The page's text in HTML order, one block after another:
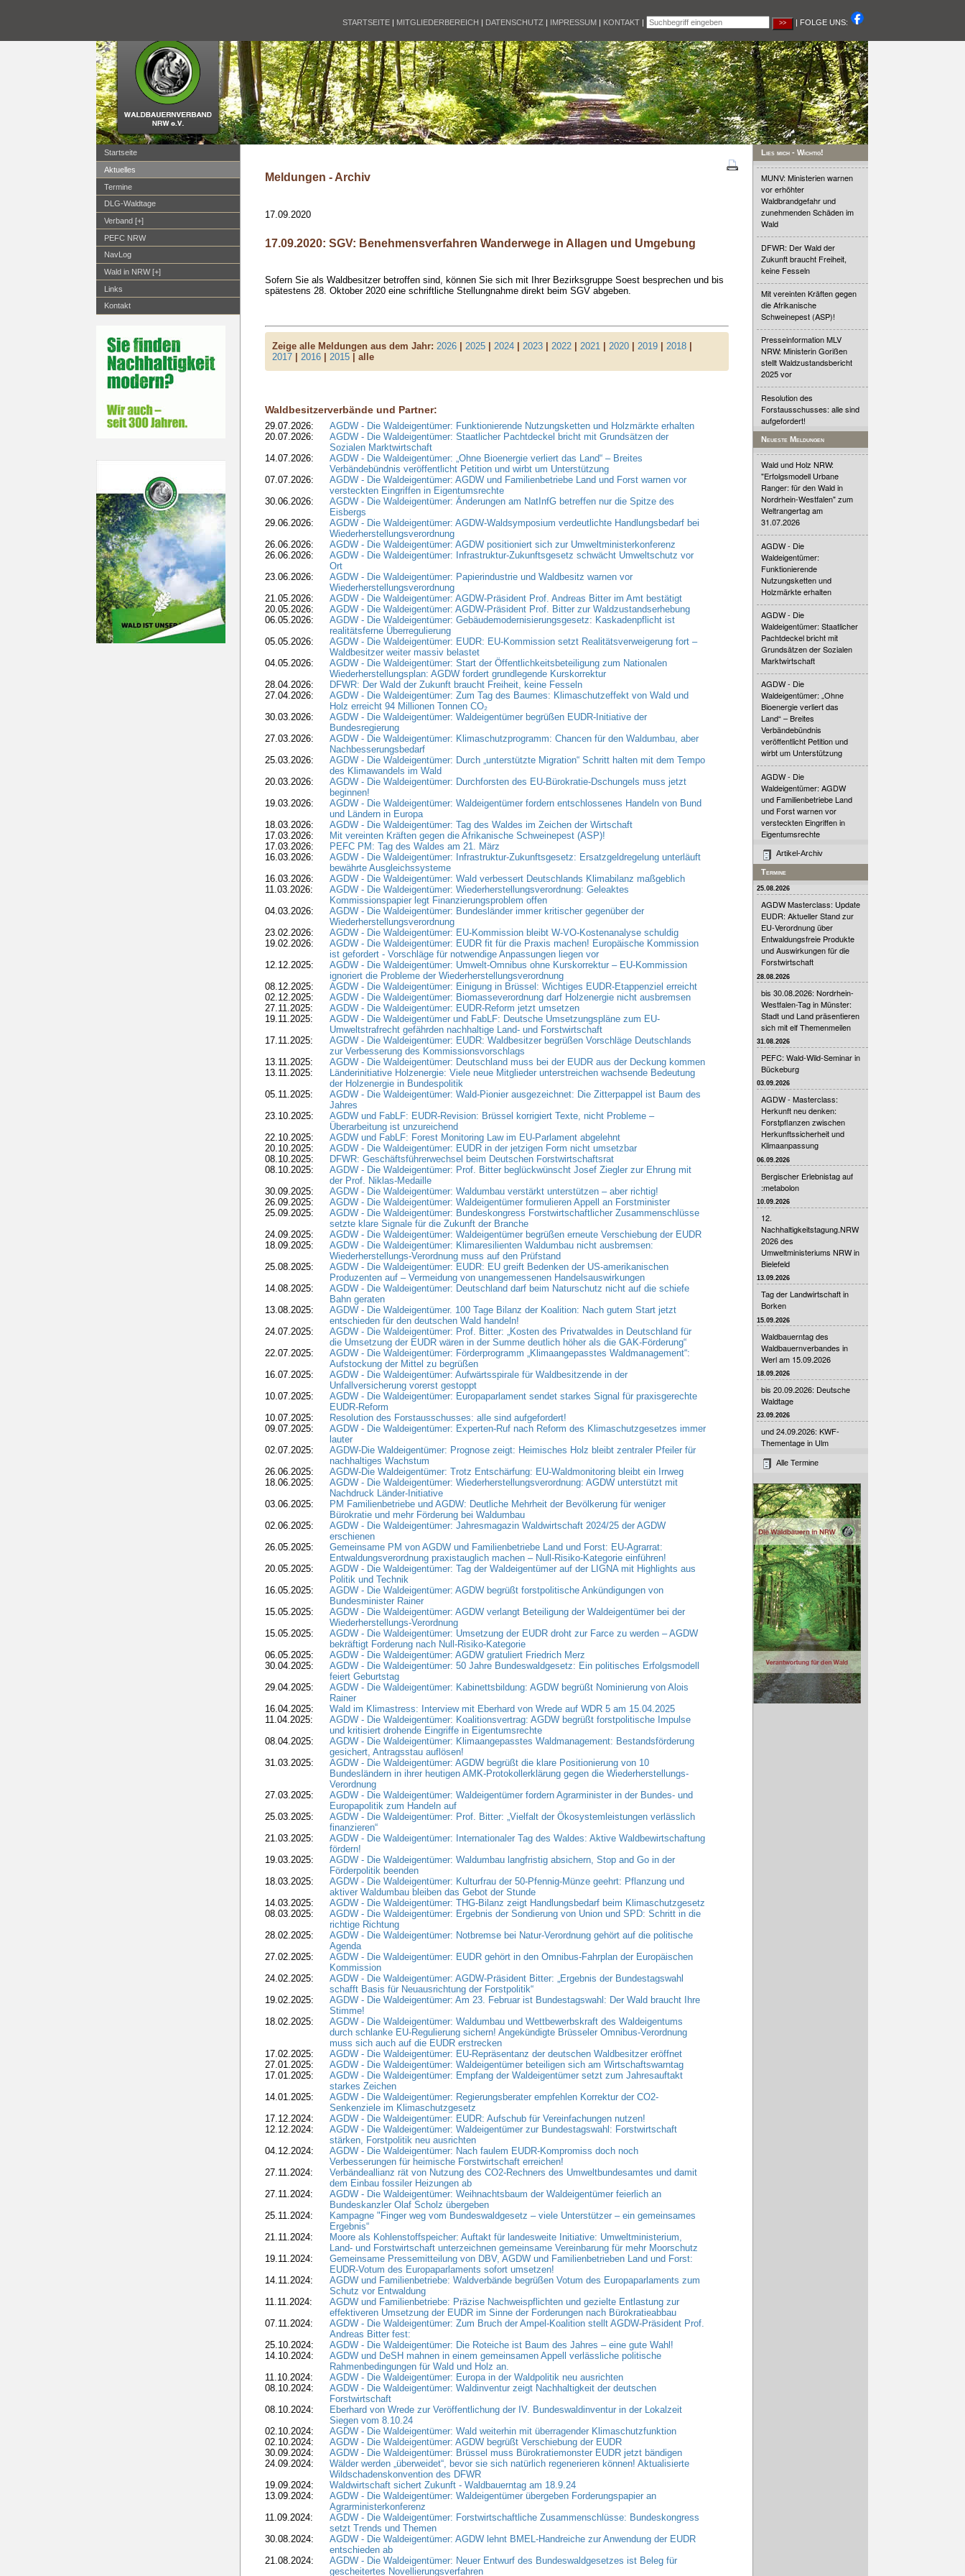
STARTSEITE | MITGLIEDERBEREICH | DATENSCHUTZ | IMPRESSUM | KONTAKT | | FOLGE UNS:
Startseite
Aktuelles
Termine
DLG-Waldtage
Verband [+]
PEFC NRW
NavLog
Wald in NRW [+]
Links
Kontakt
Meldungen - Archiv
17.09.2020
17.09.2020: SGV: Benehmensverfahren Wanderwege in Allagen und Umgebung
Sofern Sie als Waldbesitzer betroffen sind, können Sie sich mit Ihrer Bezirksgruppe Soest besprechen und bis
spätestens 28. Oktober 2020 eine schriftliche Stellungnahme direkt beim SGV abgeben.
Zeige alle Meldungen aus dem Jahr: 2026| 2025| 2024| 2023| 2022| 2021| 2020| 2019| 2018|
2017| 2016| 2015| alle
Waldbesitzerverbände und Partner:
29.07.2026:
AGDW - Die Waldeigentümer: Funktionierende Nutzungsketten und Holzmärkte erhalten
20.07.2026:
AGDW - Die Waldeigentümer: Staatlicher Pachtdeckel bricht mit Grundsätzen der
Sozialen Marktwirtschaft
14.07.2026:
AGDW - Die Waldeigentümer: „Ohne Bioenergie verliert das Land“ – Breites
Verbändebündnis veröffentlicht Petition und wirbt um Unterstützung
07.07.2026:
AGDW - Die Waldeigentümer: AGDW und Familienbetriebe Land und Forst warnen vor
versteckten Eingriffen in Eigentumsrechte
30.06.2026:
AGDW - Die Waldeigentümer: Änderungen am NatInfG betreffen nur die Spitze des
Eisbergs
29.06.2026:
AGDW - Die Waldeigentümer: AGDW-Waldsymposium verdeutlichte Handlungsbedarf bei
Wiederherstellungsverordnung
26.06.2026:
AGDW - Die Waldeigentümer: AGDW positioniert sich zur Umweltministerkonferenz
26.06.2026:
AGDW - Die Waldeigentümer: Infrastruktur-Zukunftsgesetz schwächt Umweltschutz vor
Ort
23.06.2026:
AGDW - Die Waldeigentümer: Papierindustrie und Waldbesitz warnen vor
Wiederherstellungsverordnung
21.05.2026:
AGDW - Die Waldeigentümer: AGDW-Präsident Prof. Andreas Bitter im Amt bestätigt
20.05.2026:
AGDW - Die Waldeigentümer: AGDW-Präsident Prof. Bitter zur Waldzustandserhebung
06.05.2026:
AGDW - Die Waldeigentümer: Gebäudemodernisierungsgesetz: Kaskadenpflicht ist
realitätsferne Überregulierung
05.05.2026:
AGDW - Die Waldeigentümer: EUDR: EU-Kommission setzt Realitätsverweigerung fort –
Waldbesitzer weiter massiv belastet
04.05.2026:
AGDW - Die Waldeigentümer: Start der Öffentlichkeitsbeteiligung zum Nationalen
Wiederherstellungsplan: AGDW fordert grundlegende Kurskorrektur
28.04.2026:
DFWR: Der Wald der Zukunft braucht Freiheit, keine Fesseln
27.04.2026:
AGDW - Die Waldeigentümer: Zum Tag des Baumes: Klimaschutzeffekt von Wald und
Holz erreicht 94 Millionen Tonnen CO₂
30.03.2026:
AGDW - Die Waldeigentümer: Waldeigentümer begrüßen EUDR-Initiative der
Bundesregierung
27.03.2026:
AGDW - Die Waldeigentümer: Klimaschutzprogramm: Chancen für den Waldumbau, aber
Nachbesserungsbedarf
25.03.2026:
AGDW - Die Waldeigentümer: Durch „unterstützte Migration“ Schritt halten mit dem Tempo
des Klimawandels im Wald
20.03.2026:
AGDW - Die Waldeigentümer: Durchforsten des EU-Bürokratie-Dschungels muss jetzt
beginnen!
19.03.2026:
AGDW - Die Waldeigentümer: Waldeigentümer fordern entschlossenes Handeln von Bund
und Ländern in Europa
18.03.2026:
AGDW - Die Waldeigentümer: Tag des Waldes im Zeichen der Wirtschaft
17.03.2026:
Mit vereinten Kräften gegen die Afrikanische Schweinepest (ASP)!
17.03.2026:
PEFC PM: Tag des Waldes am 21. März
16.03.2026:
AGDW - Die Waldeigentümer: Infrastruktur-Zukunftsgesetz: Ersatzgeldregelung unterläuft
bewährte Ausgleichssysteme
16.03.2026:
AGDW - Die Waldeigentümer: Wald verbessert Deutschlands Klimabilanz maßgeblich
11.03.2026:
AGDW - Die Waldeigentümer: Wiederherstellungsverordnung: Geleaktes
Kommissionspapier legt Finanzierungsproblem offen
04.03.2026:
AGDW - Die Waldeigentümer: Bundesländer immer kritischer gegenüber der
Wiederherstellungsverordnung
23.02.2026:
AGDW - Die Waldeigentümer: EU-Kommission bleibt W-VO-Kostenanalyse schuldig
19.02.2026:
AGDW - Die Waldeigentümer: EUDR fit für die Praxis machen! Europäische Kommission
ist gefordert - Vorschläge für notwendige Anpassungen liegen vor
12.12.2025:
AGDW - Die Waldeigentümer: Umwelt-Omnibus ohne Kurskorrektur – EU-Kommission
ignoriert die Probleme der Wiederherstellungsverordnung
08.12.2025:
AGDW - Die Waldeigentümer: Einigung in Brüssel: Wichtiges EUDR-Etappenziel erreicht
02.12.2025:
AGDW - Die Waldeigentümer: Biomasseverordnung darf Holzenergie nicht ausbremsen
27.11.2025:
AGDW - Die Waldeigentümer: EUDR-Reform jetzt umsetzen
19.11.2025:
AGDW - Die Waldeigentümer und FabLF: Deutsche Umsetzungspläne zum EU-
Umweltstrafrecht gefährden nachhaltige Land- und Forstwirtschaft
17.11.2025:
AGDW - Die Waldeigentümer: EUDR: Waldbesitzer begrüßen Vorschläge Deutschlands
zur Verbesserung des Kommissionsvorschlags
13.11.2025:
AGDW - Die Waldeigentümer: Deutschland muss bei der EUDR aus der Deckung kommen
13.11.2025:
Länderinitiative Holzenergie: Viele neue Mitglieder unterstreichen wachsende Bedeutung
der Holzenergie in Bundespolitik
05.11.2025:
AGDW - Die Waldeigentümer: Wald-Pionier ausgezeichnet: Die Zitterpappel ist Baum des
Jahres
23.10.2025:
AGDW und FabLF: EUDR-Revision: Brüssel korrigiert Texte, nicht Probleme –
Überarbeitung ist unzureichend
22.10.2025:
AGDW und FabLF: Forest Monitoring Law im EU-Parlament abgelehnt
20.10.2025:
AGDW - Die Waldeigentümer: EUDR in der jetzigen Form nicht umsetzbar
08.10.2025:
DFWR: Geschäftsführerwechsel beim Deutschen Forstwirtschaftsrat
08.10.2025:
AGDW - Die Waldeigentümer: Prof. Bitter beglückwünscht Josef Ziegler zur Ehrung mit
der Prof. Niklas-Medaille
30.09.2025:
AGDW - Die Waldeigentümer: Waldumbau verstärkt unterstützen – aber richtig!
26.09.2025:
AGDW - Die Waldeigentümer: Waldeigentümer formulieren Appell an Forstminister
25.09.2025:
AGDW - Die Waldeigentümer: Bundeskongress Forstwirtschaftlicher Zusammenschlüsse
setzte klare Signale für die Zukunft der Branche
24.09.2025:
AGDW - Die Waldeigentümer: Waldeigentümer begrüßen erneute Verschiebung der EUDR
18.09.2025:
AGDW - Die Waldeigentümer: Klimaresilienten Waldumbau nicht ausbremsen:
Wiederherstellungs-Verordnung muss auf den Prüfstand
25.08.2025:
AGDW - Die Waldeigentümer: EUDR: EU greift Bedenken der US-amerikanischen
Produzenten auf – Vermeidung von unangemessenen Handelsauswirkungen
14.08.2025:
AGDW - Die Waldeigentümer: Deutschland darf beim Naturschutz nicht auf die schiefe
Bahn geraten
13.08.2025:
AGDW - Die Waldeigentümer. 100 Tage Bilanz der Koalition: Nach gutem Start jetzt
entschieden für den deutschen Wald handeln!
24.07.2025:
AGDW - Die Waldeigentümer: Prof. Bitter: „Kosten des Privatwaldes in Deutschland für
die Umsetzung der EUDR wären in der Summe deutlich höher als die GAK-Förderung“
22.07.2025:
AGDW - Die Waldeigentümer: Förderprogramm „Klimaangepasstes Waldmanagement“:
Aufstockung der Mittel zu begrüßen
16.07.2025:
AGDW - Die Waldeigentümer: Aufwärtsspirale für Waldbesitzende in der
Unfallversicherung vorerst gestoppt
10.07.2025:
AGDW - Die Waldeigentümer: Europaparlament sendet starkes Signal für praxisgerechte
EUDR-Reform
10.07.2025:
Resolution des Forstausschusses: alle sind aufgefordert!
09.07.2025:
AGDW - Die Waldeigentümer: Experten-Ruf nach Reform des Klimaschutzgesetzes immer
lauter
02.07.2025:
AGDW-Die Waldeigentümer: Prognose zeigt: Heimisches Holz bleibt zentraler Pfeiler für
nachhaltiges Wachstum
26.06.2025:
AGDW-Die Waldeigentümer: Trotz Entschärfung: EU-Waldmonitoring bleibt ein Irrweg
18.06.2025:
AGDW - Die Waldeigentümer: Wiederherstellungsverordnung: AGDW unterstützt mit
Nachdruck Länder-Initiative
03.06.2025:
PM Familienbetriebe und AGDW: Deutliche Mehrheit der Bevölkerung für weniger
Bürokratie und mehr Förderung bei Waldumbau
02.06.2025:
AGDW - Die Waldeigentümer: Jahresmagazin Waldwirtschaft 2024/25 der AGDW
erschienen
26.05.2025:
Gemeinsame PM von AGDW und Familienbetriebe Land und Forst: EU-Agrarrat:
Entwaldungsverordnung praxistauglich machen – Null-Risiko-Kategorie einführen!
20.05.2025:
AGDW - Die Waldeigentümer: Tag der Waldeigentümer auf der LIGNA mit Highlights aus
Politik und Technik
16.05.2025:
AGDW - Die Waldeigentümer: AGDW begrüßt forstpolitische Ankündigungen von
Bundesminister Rainer
15.05.2025:
AGDW - Die Waldeigentümer: AGDW verlangt Beteiligung der Waldeigentümer bei der
Wiederherstellungs-Verordnung
15.05.2025:
AGDW - Die Waldeigentümer: Umsetzung der EUDR droht zur Farce zu werden – AGDW
bekräftigt Forderung nach Null-Risiko-Kategorie
06.05.2025:
AGDW - Die Waldeigentümer: AGDW gratuliert Friedrich Merz
30.04.2025:
AGDW - Die Waldeigentümer: 50 Jahre Bundeswaldgesetz: Ein politisches Erfolgsmodell
feiert Geburtstag
29.04.2025:
AGDW - Die Waldeigentümer: Kabinettsbildung: AGDW begrüßt Nominierung von Alois
Rainer
16.04.2025:
Wald im Klimastress: Interview mit Eberhard von Wrede auf WDR 5 am 15.04.2025
11.04.2025:
AGDW - Die Waldeigentümer: Koalitionsvertrag: AGDW begrüßt forstpolitische Impulse
und kritisiert drohende Eingriffe in Eigentumsrechte
08.04.2025:
AGDW - Die Waldeigentümer: Klimaangepasstes Waldmanagement: Bestandsförderung
gesichert, Antragsstau auflösen!
31.03.2025:
AGDW - Die Waldeigentümer: AGDW begrüßt die klare Positionierung von 10
Bundesländern in ihrer heutigen AMK-Protokollerklärung gegen die Wiederherstellungs-
Verordnung
27.03.2025:
AGDW - Die Waldeigentümer: Waldeigentümer fordern Agrarminister in der Bundes- und
Europapolitik zum Handeln auf
25.03.2025:
AGDW - Die Waldeigentümer: Prof. Bitter: „Vielfalt der Ökosystemleistungen verlässlich
finanzieren“
21.03.2025:
AGDW - Die Waldeigentümer: Internationaler Tag des Waldes: Aktive Waldbewirtschaftung
fördern!
19.03.2025:
AGDW - Die Waldeigentümer: Waldumbau langfristig absichern, Stop and Go in der
Förderpolitik beenden
18.03.2025:
AGDW - Die Waldeigentümer: Kulturfrau der 50-Pfennig-Münze geehrt: Pflanzung und
aktiver Waldumbau bleiben das Gebot der Stunde
14.03.2025:
AGDW - Die Waldeigentümer: THG-Bilanz zeigt Handlungsbedarf beim Klimaschutzgesetz
08.03.2025:
AGDW - Die Waldeigentümer: Ergebnis der Sondierung von Union und SPD: Schritt in die
richtige Richtung
28.02.2025:
AGDW - Die Waldeigentümer: Notbremse bei Natur-Verordnung gehört auf die politische
Agenda
27.02.2025:
AGDW - Die Waldeigentümer: EUDR gehört in den Omnibus-Fahrplan der Europäischen
Kommission
24.02.2025:
AGDW - Die Waldeigentümer: AGDW-Präsident Bitter: „Ergebnis der Bundestagswahl
schafft Basis für Neuausrichtung der Forstpolitik“
19.02.2025:
AGDW - Die Waldeigentümer: Am 23. Februar ist Bundestagswahl: Der Wald braucht Ihre
Stimme!
18.02.2025:
AGDW - Die Waldeigentümer: Waldumbau und Wettbewerbskraft des Waldeigentums
durch schlanke EU-Regulierung sichern! Angekündigte Brüsseler Omnibus-Verordnung
muss sich auch auf die EUDR erstrecken
17.02.2025:
AGDW - Die Waldeigentümer: EU-Repräsentanz der deutschen Waldbesitzer eröffnet
27.01.2025:
AGDW - Die Waldeigentümer: Waldeigentümer beteiligen sich am Wirtschaftswarntag
17.01.2025:
AGDW - Die Waldeigentümer: Empfang der Waldeigentümer setzt zum Jahresauftakt
starkes Zeichen
14.01.2025:
AGDW - Die Waldeigentümer: Regierungsberater empfehlen Korrektur der CO2-
Senkenziele im Klimaschutzgesetz
17.12.2024:
AGDW - Die Waldeigentümer: EUDR: Aufschub für Vereinfachungen nutzen!
12.12.2024:
AGDW - Die Waldeigentümer: Waldeigentümer zur Bundestagswahl: Forstwirtschaft
stärken, Forstpolitik neu ausrichten
04.12.2024:
AGDW - Die Waldeigentümer: Nach faulem EUDR-Kompromiss doch noch
Verbesserungen für heimische Forstwirtschaft erreichen!
27.11.2024:
Verbändeallianz rät von Nutzung des CO2-Rechners des Umweltbundesamtes und damit
dem Einbau fossiler Heizungen ab
27.11.2024:
AGDW - Die Waldeigentümer: Weihnachtsbaum der Waldeigentümer feierlich an
Bundeskanzler Olaf Scholz übergeben
25.11.2024:
Kampagne "Finger weg vom Bundeswaldgesetz – viele Unterstützer – ein gemeinsames
Ergebnis“
21.11.2024:
Moore als Kohlenstoffspeicher: Auftakt für landesweite Initiative: Umweltministerium,
Land- und Forstwirtschaft unterzeichnen gemeinsame Vereinbarung für mehr Moorschutz
19.11.2024:
Gemeinsame Pressemitteilung von DBV, AGDW und Familienbetrieben Land und Forst:
EUDR-Votum des Europaparlaments sofort umsetzen!
14.11.2024:
AGDW und Familienbetriebe: Waldverbände begrüßen Votum des Europaparlaments zum
Schutz vor Entwaldung
11.11.2024:
AGDW und Familienbetriebe: Präzise Nachweispflichten und gezielte Entlastung zur
effektiveren Umsetzung der EUDR im Sinne der Forderungen nach Bürokratieabbau
07.11.2024:
AGDW - Die Waldeigentümer: Zum Bruch der Ampel-Koalition stellt AGDW-Präsident Prof.
Andreas Bitter fest:
25.10.2024:
AGDW - Die Waldeigentümer: Die Roteiche ist Baum des Jahres – eine gute Wahl!
14.10.2024:
AGDW und DeSH mahnen in einem gemeinsamen Appell verlässliche politische
Rahmenbedingungen für Wald und Holz an.
11.10.2024:
AGDW - Die Waldeigentümer: Europa in der Waldpolitik neu ausrichten
08.10.2024:
AGDW - Die Waldeigentümer: Waldinventur zeigt Nachhaltigkeit der deutschen
Forstwirtschaft
08.10.2024:
Eberhard von Wrede zur Veröffentlichung der IV. Bundeswaldinventur in der Lokalzeit
Siegen vom 8.10.24
02.10.2024:
AGDW - Die Waldeigentümer: Wald weiterhin mit überragender Klimaschutzfunktion
02.10.2024:
AGDW - Die Waldeigentümer: AGDW begrüßt Verschiebung der EUDR
30.09.2024:
AGDW - Die Waldeigentümer: Brüssel muss Bürokratiemonster EUDR jetzt bändigen
24.09.2024:
Wälder werden „überweidet“, bevor sie sich natürlich regenerieren können! Aktualisierte
Wildschadenskonvention des DFWR
19.09.2024:
Waldwirtschaft sichert Zukunft - Waldbauerntag am 18.9.24
13.09.2024:
AGDW - Die Waldeigentümer: Waldeigentümer übergeben Forderungspapier an
Agrarministerkonferenz
11.09.2024:
AGDW - Die Waldeigentümer: Forstwirtschaftliche Zusammenschlüsse: Bundeskongress
setzt Trends und Themen
30.08.2024:
AGDW - Die Waldeigentümer: AGDW lehnt BMEL-Handreiche zur Anwendung der EUDR
entschieden ab
21.08.2024:
AGDW - Die Waldeigentümer: Neuer Entwurf des Bundeswaldgesetzes ist Beleg für
gescheitertes Novellierungsverfahren
Lies mich - Wichtig!
MUNV: Ministerien warnen
vor erhöhter
Waldbrandgefahr und
zunehmenden Schäden im
Wald
DFWR: Der Wald der
Zukunft braucht Freiheit,
keine Fesseln
Mit vereinten Kräften gegen
die Afrikanische
Schweinepest (ASP)!
Presseinformation MLV
NRW: Ministerin Gorißen
stellt Waldzustandsbericht
2025 vor
Resolution des
Forstausschusses: alle sind
aufgefordert!
Neueste Meldungen
Wald und Holz NRW:
"Erfolgsmodell Urbane
Ranger: für den Wald in
Nordrhein-Westfalen" zum
Weltrangertag am
31.07.2026
AGDW - Die
Waldeigentümer:
Funktionierende
Nutzungsketten und
Holzmärkte erhalten
AGDW - Die
Waldeigentümer: Staatlicher
Pachtdeckel bricht mit
Grundsätzen der Sozialen
Marktwirtschaft
AGDW - Die
Waldeigentümer: „Ohne
Bioenergie verliert das
Land“ – Breites
Verbändebündnis
veröffentlicht Petition und
wirbt um Unterstützung
AGDW - Die
Waldeigentümer: AGDW
und Familienbetriebe Land
und Forst warnen vor
versteckten Eingriffen in
Eigentumsrechte
Artikel-Archiv
Termine
25.08.2026
AGDW Masterclass: Update
EUDR: Aktueller Stand zur
EU-Verordnung über
Entwaldungsfreie Produkte
und Auswirkungen für die
Forstwirtschaft
28.08.2026
bis 30.08.2026: Nordrhein-
Westfalen-Tag in Münster:
Stadt und Land präsentieren
sich mit elf Themenmeilen
31.08.2026
PEFC: Wald-Wild-Seminar in
Bückeburg
03.09.2026
AGDW - Masterclass:
Herkunft neu denken:
Forstpflanzen zwischen
Herkunftssicherheit und
Klimaanpassung
06.09.2026
Bergischer Erlebnistag auf
:metabolon
10.09.2026
12.
Nachhaltigkeitstagung.NRW
2026 des
Umweltministeriums NRW in
Bielefeld
13.09.2026
Tag der Landwirtschaft in
Borken
15.09.2026
Waldbauerntag des
Waldbauernverbandes in
Werl am 15.09.2026
18.09.2026
bis 20.09.2026: Deutsche
Waldtage
23.09.2026
und 24.09.2026: KWF-
Thementage in Ulm
Alle Termine